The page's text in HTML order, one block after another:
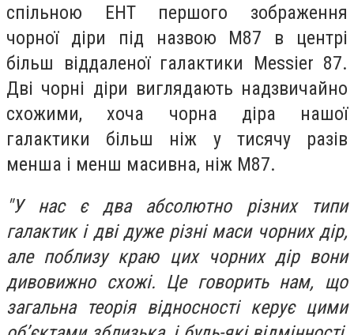
спільною EHT першого зображення
чорної діри під назвою M87 в центрі
більш віддаленої галактики Messier 87.
Дві чорні діри виглядають надзвичайно
схожими, хоча чорна діра нашої
галактики більш ніж у тисячу разів
менша і менш масивна, ніж M87.
"У нас є два абсолютно різних типи
галактик і дві дуже різні маси чорних дір,
але поблизу краю цих чорних дір вони
дивовижно схожі. Це говорить нам, що
загальна теорія відносності керує цими